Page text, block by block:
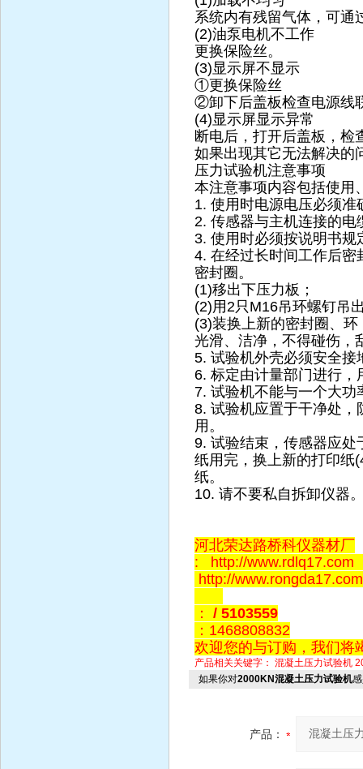
系统内有残留气体，可通
(2)油泵电机不工作
更换保险丝。
(3)显示屏不显示
①更换保险丝
②卸下后盖板检查电源线
(4)显示屏显示异常
断电后，打开后盖板，检
如果出现其它无法解决的
压力试验机注意事项
本注意事项内容包括使用
1. 使用时电源电压必须准
2. 传感器与主机连接的
3. 使用时必须按说明书规
4. 在经过长时间工作后
密封圈。
(1)移出下压力板；
(2)用2只M16吊环螺钉吊
(3)装换上新的密封圈、
光滑、洁净，不得碰伤，
5. 试验机外壳必须安全
6. 标定由计量部门进行，
7. 试验机不能与一个大
8. 试验机应置于干净处
用。
9. 试验结束，传感器应
纸用完，换上新的打印纸
纸。
10. 请不要私自拆卸仪器
河北荣达路桥科仪器材厂
: http://
http://
：
/ 5103559
：1468808832
欢迎您的与订购，我们将
产品相关关键字： 混凝土压力试验机
如果你对2000KN混凝土压力试验机
产品：